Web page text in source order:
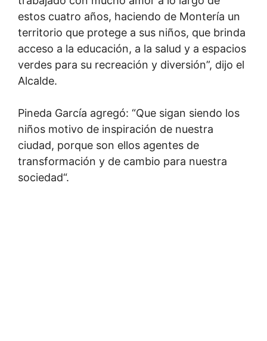
estos cuatro años, haciendo de Montería un
territorio que protege a sus niños, que brinda
acceso a la educación, a la salud y a espacios
verdes para su recreación y diversión”, dijo el
Alcalde.
Pineda García agregó: “Que sigan siendo los
niños motivo de inspiración de nuestra
ciudad, porque son ellos agentes de
transformación y de cambio para nuestra
sociedad“.